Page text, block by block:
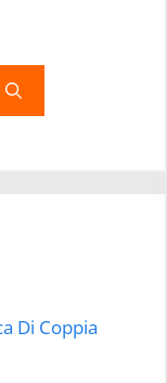
Di Coppia